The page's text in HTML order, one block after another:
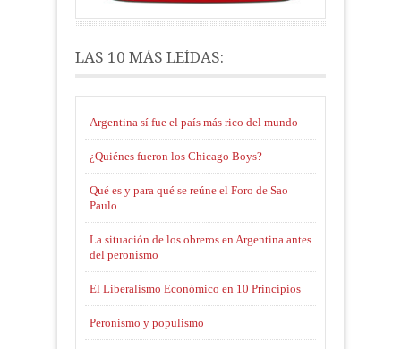
LAS 10 MÁS LEÍDAS:
Argentina sí fue el país más rico del mundo
¿Quiénes fueron los Chicago Boys?
Qué es y para qué se reúne el Foro de Sao
Paulo
La situación de los obreros en Argentina antes
del peronismo
El Liberalismo Económico en 10 Principios
Peronismo y populismo